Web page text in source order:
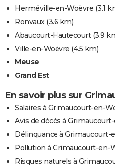
Herméville-en-Woëvre (3.1
Ronvaux(3.6 km)
Abaucourt-Hautecourt(3.9
Ville-en-Woëvre (4.5 km)
Meuse
Grand Est
En savoir plus sur
Salaires à Grimaucourt-en-
Avis de décès à
Délinquance à Grimaucourt-
Pollution à Grimaucourt-en-
Risques naturels à